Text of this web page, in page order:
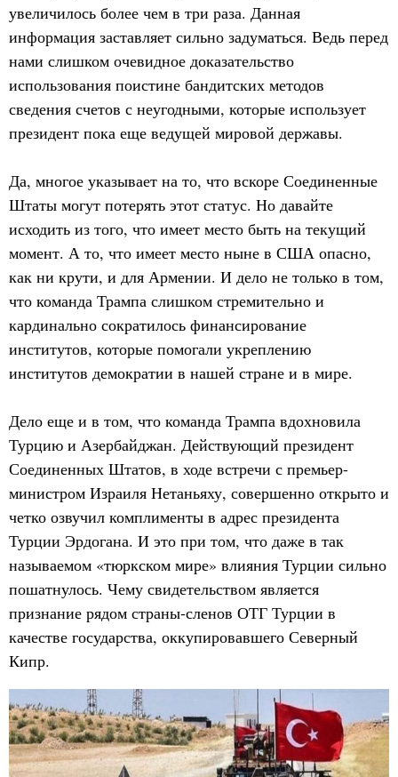
увеличилось более чем в три раза. Данная
информация заставляет сильно задуматься. Ведь перед
нами слишком очевидное доказательство
использования поистине бандитских методов
сведения счетов с неугодными, которые использует
президент пока еще ведущей мировой державы.
Да, многое указывает на то, что вскоре Соединенные
Штаты могут потерять этот статус. Но давайте
исходить из того, что имеет место быть на текущий
момент. А то, что имеет место ныне в США опасно,
как ни крути, и для Армении. И дело не только в том,
что команда Трампа слишком стремительно и
кардинально сократилось финансирование
институтов, которые помогали укреплению
институтов демократии в нашей стране и в мире.
Дело еще и в том, что команда Трампа вдохновила
Турцию и Азербайджан. Действующий президент
Соединенных Штатов, в ходе встречи с премьер-
министром Израиля Нетаньяху, совершенно открыто и
четко озвучил комплименты в адрес президента
Турции Эрдогана. И это при том, что даже в так
называемом «тюркском мире» влияния Турции сильно
пошатнулось. Чему свидетельством является
признание рядом страны-сленов ОТГ Турции в
качестве государства, оккупировавшего Северный
Кипр.